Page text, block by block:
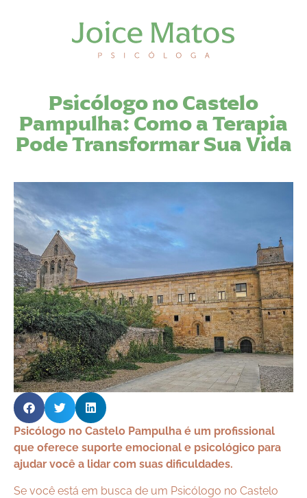
Psicólogo no Castelo
Pampulha: Como a Terapia
Pode Transformar Sua Vida
Psicólogo no Castelo Pampulha é um profissional
que oferece suporte emocional e psicológico para
ajudar você a lidar com suas dificuldades.
Se você está em busca de um Psicólogo no Castelo